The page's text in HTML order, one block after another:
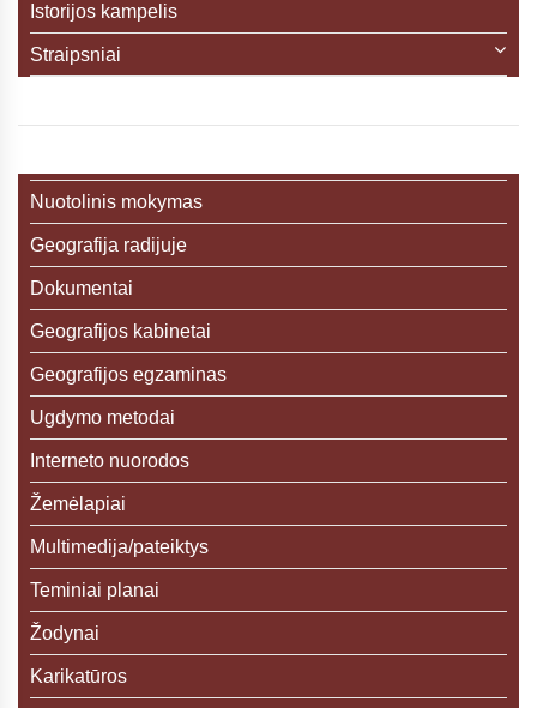
Istorijos kampelis
Straipsniai
Nuotolinis mokymas
Geografija radijuje
Dokumentai
Geografijos kabinetai
Geografijos egzaminas
Ugdymo metodai
Interneto nuorodos
Žemėlapiai
Multimedija/pateiktys
Teminiai planai
Žodynai
Karikatūros